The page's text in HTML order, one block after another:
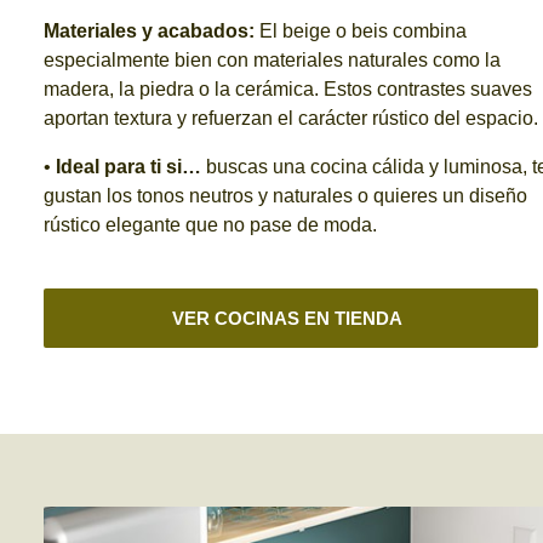
Materiales y acabados: El beige o beis combina
especialmente bien con materiales naturales como la
madera, la piedra o la cerámica. Estos contrastes suaves
aportan textura y refuerzan el carácter rústico del espacio.
• Ideal para ti si… buscas una cocina cálida y luminosa,
gustan los tonos neutros y naturales o quieres un diseño
rústico elegante que no pase de moda.
VER COCINAS EN TIENDA